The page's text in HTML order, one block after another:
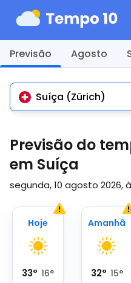
Previsão Agosto
Suíça (Zürich)
Previsão do
em Suíça
segunda, 10 agosto 2026,
Hoje
33° 16°
Amanhã
32° 15°